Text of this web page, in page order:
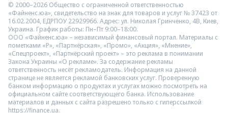
© 2000–2026 Общество с ограниченной ответственностью
«Файненс.юа», свидетельство на знак для товаров и услуг № 37423 от
16.02.2004, ЕДРПОУ 22929966. Адрес: ул. Николая Гринченко, 4В, Киев,
Украина. График работы: Пн–Пт 9:00–18:00.
ООО «Файненс.юа» – независимый финансовый портал. Материалы с
пометками «Р», «Партнёрская», «Промо», «Акция», «Мнение»,
«Спецпроект», «Партнёрский проект» – это реклама в понимании
Закона Украины «О рекламе». За содержание рекламы
ответственность несёт рекламодатель. Информация на данной
странице не является рекламой банковских услуг. Проверенную
банком информацию о продуктах и услугах можно посмотреть на
официальном сайте соответствующего банка. Использование
материалов и данных с сайта разрешено только с гиперссылкой
https://finance.ua.